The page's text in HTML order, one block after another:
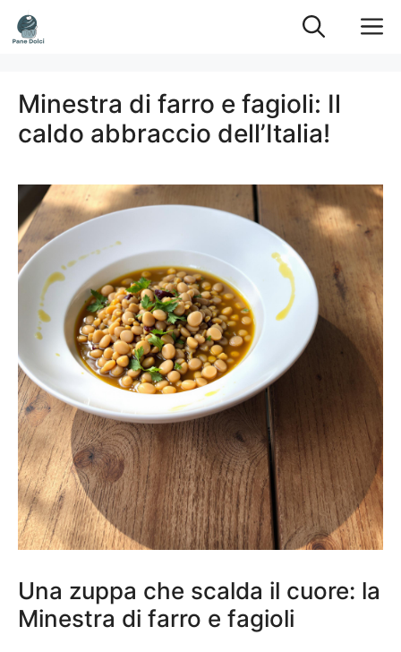
Vai
al
Minestra di farro e fagioli: Il
caldo abbraccio dell’Italia!
Una zuppa che scalda il cuore: la
Minestra di farro e fagioli